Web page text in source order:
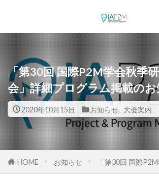
「第30回 国際P2M学会秋季
会」詳細プログラム掲載の
2020年10月15日 お知らせ 大会案内
HOME お知らせ 「第30回 国際